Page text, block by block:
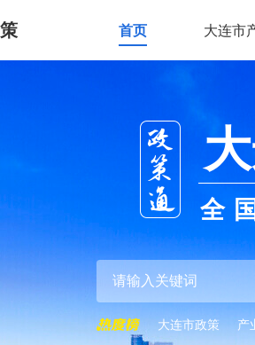
首页 大连市
全
大连市政策 产